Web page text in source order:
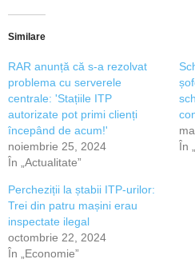
Similare
RAR anunță că s-a rezolvat
problema cu serverele
centrale: 'Stațiile ITP
autorizate pot primi clienți
începând de acum!'
noiembrie 25, 2024
În „Actualitate”
În
Percheziții la ștabii ITP-urilor:
Trei din patru mașini erau
inspectate ilegal
octombrie 22, 2024
În „Economie”